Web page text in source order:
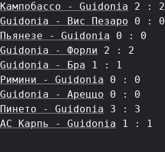
Кампобассо - Guidonia 2 : 2
Guidonia - Вис Пезаро 0 : 0
Пьянезе - Guidonia 0 : 0
Guidonia - Форли 2 : 2
Guidonia - Бра 1 : 1
Римини - Guidonia 0 : 0
Guidonia - Ареццо 0 : 0
Пинето - Guidonia 3 : 3
АС Карпь - Guidonia 1 : 1